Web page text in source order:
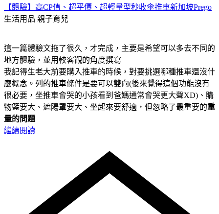
【體驗】高CP值、超平價、超輕量型秒收傘推車新加坡Prego
生活用品 親子育兒
這一篇體驗文拖了很久，才完成，主要是希望可以多去不同的
地方體驗，並用較客觀的角度撰寫
我記得生老大前要購入推車的時候，對要挑選哪種推車還沒什
麼概念。列的推車條件是要可以雙向(後來覺得這個功能沒有
很必要，坐推車會哭的小孩看到爸媽通常會哭更大聲XD)、購
物籃要大、遮陽罩要大、坐起來要舒適，但忽略了最重要的重
量的問題
繼續閱讀